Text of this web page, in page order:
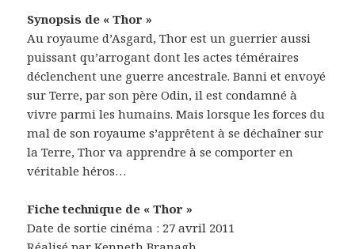
Synopsis de « Thor »
Au royaume d’Asgard, Thor est un guerrier aussi
puissant qu’arrogant dont les actes téméraires
déclenchent une guerre ancestrale. Banni et envoyé
sur Terre, par son père Odin, il est condamné à
vivre parmi les humains. Mais lorsque les forces du
mal de son royaume s’apprêtent à se déchaîner sur
la Terre, Thor va apprendre à se comporter en
véritable héros…
Fiche technique de « Thor »
Date de sortie cinéma : 27 avril 2011